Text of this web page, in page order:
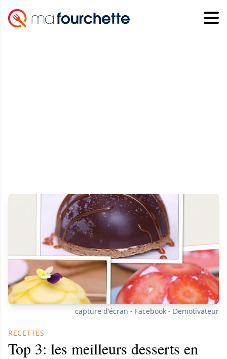
capture d'écran - Facebook - Demotivateur
RECETTES
Top 3: les meilleurs desserts en